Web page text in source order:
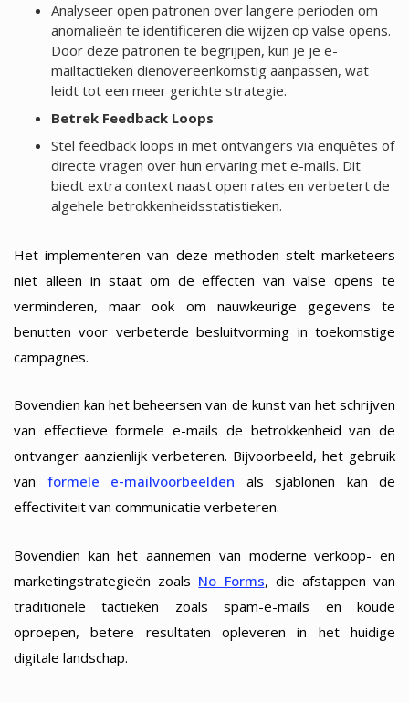
Analyseer open patronen over langere perioden om
anomalieën te identificeren die wijzen op valse opens.
Door deze patronen te begrijpen, kun je je e-
mailtactieken dienovereenkomstig aanpassen, wat
leidt tot een meer gerichte strategie.
Betrek Feedback Loops
Stel feedback loops in met ontvangers via enquêtes of
directe vragen over hun ervaring met e-mails. Dit
biedt extra context naast open rates en verbetert de
algehele betrokkenheidsstatistieken.
Het implementeren van deze methoden stelt marketeers
niet alleen in staat om de effecten van valse opens te
verminderen, maar ook om nauwkeurige gegevens te
benutten voor verbeterde besluitvorming in toekomstige
campagnes.
Bovendien kan het beheersen van de kunst van het schrijven
van effectieve formele e-mails de betrokkenheid van de
ontvanger aanzienlijk verbeteren. Bijvoorbeeld, het gebruik
van formele e-mailvoorbeelden als sjablonen kan de
effectiviteit van communicatie verbeteren.
Bovendien kan het aannemen van moderne verkoop- en
marketingstrategieën zoals No Forms, die afstappen van
traditionele tactieken zoals spam-e-mails en koude
oproepen, betere resultaten opleveren in het huidige
digitale landschap.